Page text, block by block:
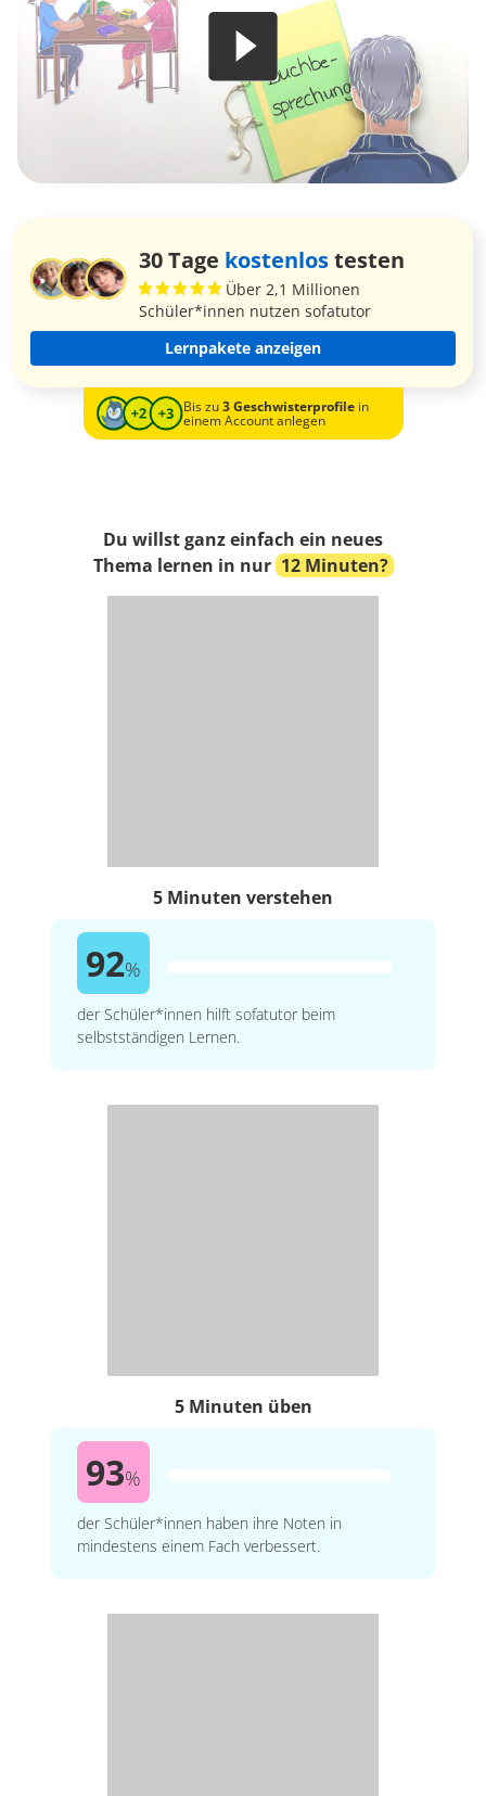
30 Tage kostenlostesten
Über 2,1 Millionen
Schüler*innen nutzen sofatutor
Lernpakete anzeigen
Bis zu3 Geschwisterprofilein
einem Account anlegen
Du willst ganz einfach ein neues
Thema lernen in nur 12 Minuten?
5 Minuten verstehen
92%
der Schüler*innen hilft sofatutor beim
selbstständigen Lernen.
5 Minuten üben
93%
der Schüler*innen haben ihre Noten in
mindestens einem Fach verbessert.